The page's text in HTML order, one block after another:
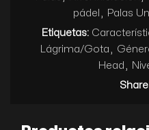
pádel
Palas
Etiquetas:
Lágrima/Gota
Head